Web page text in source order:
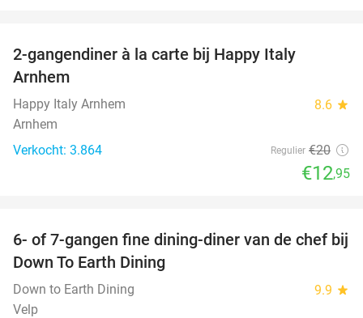
2-gangendiner à la carte bij Happy Italy
Arnhem
Happy Italy Arnhem 8.6 star
Arnhem
Verkocht: 3.864
Regulier €20
€12,95
36%
6- of 7-gangen fine dining-diner van de chef bij
Down To Earth Dining
Down to Earth Dining 9.9 star
Velp